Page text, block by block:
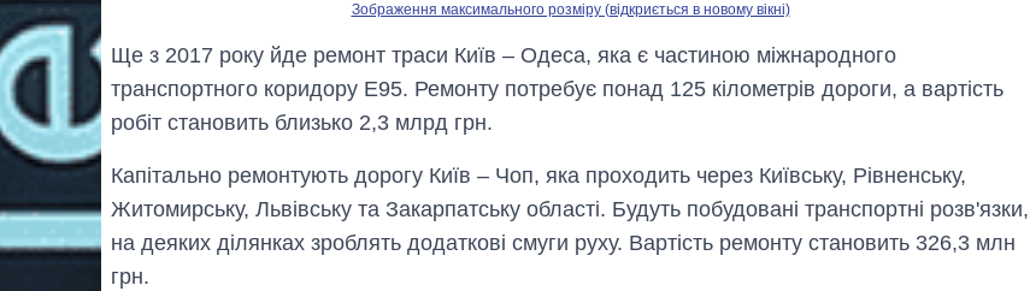
Зображення максимального розміру (відкриється в новому вікні)
Ще з 2017 року йде ремонт траси Київ – Одеса, яка є частиною міжнародного
транспортного коридору Е95. Ремонту потребує понад 125 кілометрів дороги, а вартість
робіт становить близько 2,3 млрд грн.
Капітально ремонтують дорогу Київ – Чоп, яка проходить через Київську, Рівненську,
Житомирську, Львівську та Закарпатську області. Будуть побудовані транспортні розв'язки,
на деяких ділянках зроблять додаткові смуги руху. Вартість ремонту становить 326,3 млн
грн.